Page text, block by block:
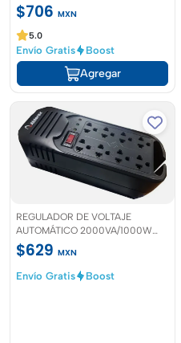
$706 MXN
5.0
Envío Gratis Boost
Agregar
REGULADOR DE VOLTAJE
AUTOMÁTICO 2000VA/1000W
20v 50/60hz Ablerex
$629 MXN
Envío Gratis
Boost